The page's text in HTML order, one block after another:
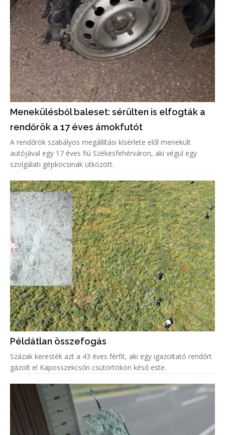
Menekülésből baleset: sérülten is elfogták a
rendőrök a 17 éves ámokfutót
A rendőrök szabályos megállítási kísérlete elől menekült
autójával egy 17 éves fiú Székesfehérváron, aki végül egy
szolgálati gépkocsinak ütközött.
Példátlan összefogás
Százak keresték azt a 43 éves férfit, aki egy igazoltató rendőrt
gázolt el Kaposszekcsőn csütörtökön késő este.